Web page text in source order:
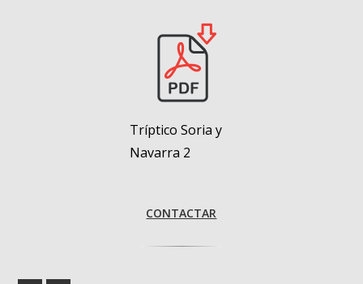
Tríptico Soria y
Navarra 2
CONTACTAR